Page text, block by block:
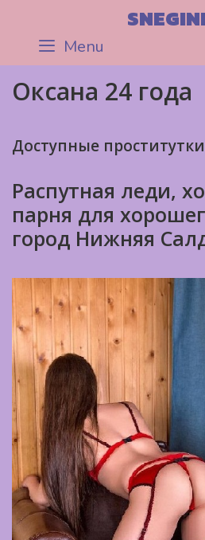
content Menu
Оксана 24 года
Доступные
Распутная леди,
парня для
город Нижняя